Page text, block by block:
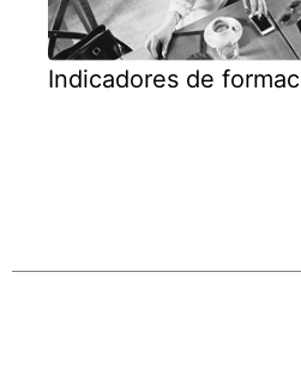
Indicadores de